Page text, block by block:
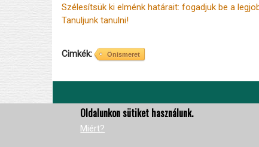
Szélesítsük ki elménk határait: fogadjuk be a
Tanuljunk tanulni!
Cimkék Önismeret
Oldalunkon sütiket használunk.
Miért?